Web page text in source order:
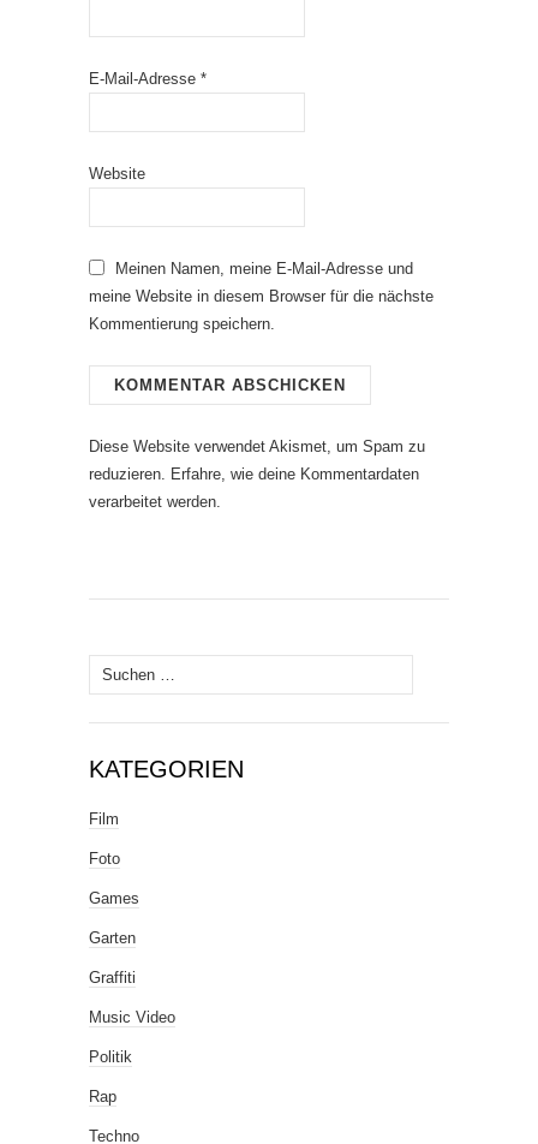
E-Mail-Adresse *
Website
Meinen Namen, meine E-Mail-Adresse und
meine Website in diesem Browser für die nächste
Kommentierung speichern.
Diese Website verwendet Akismet, um Spam zu
reduzieren. Erfahre, wie deine Kommentardaten
verarbeitet werden.
Suche
nach:
KATEGORIEN
Film
Foto
Games
Garten
Graffiti
Music Video
Politik
Rap
Techno